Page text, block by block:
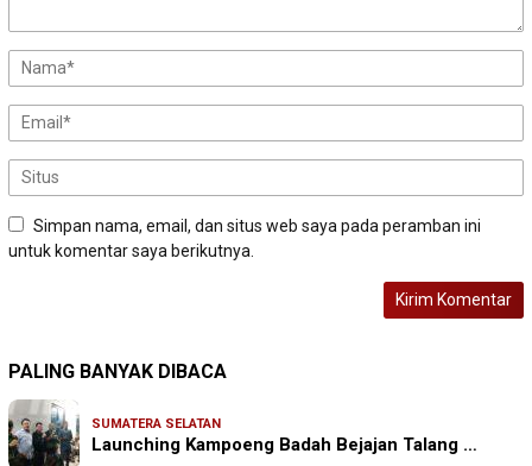
Simpan nama, email, dan situs web saya pada peramban ini
untuk komentar saya berikutnya.
PALING BANYAK DIBACA
SUMATERA SELATAN
Launching Kampoeng Badah Bejajan Talang …